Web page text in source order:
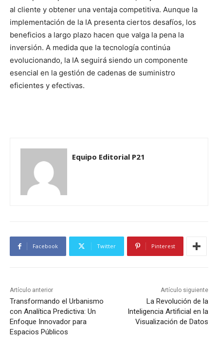
al cliente y obtener una ventaja competitiva. Aunque la
implementación de la IA presenta ciertos desafíos, los
beneficios a largo plazo hacen que valga la pena la
inversión. A medida que la tecnología continúa
evolucionando, la IA seguirá siendo un componente
esencial en la gestión de cadenas de suministro
eficientes y efectivas.
Equipo Editorial P21
Facebook Twitter Pinterest
Artículo anterior
Transformando el Urbanismo
con Analítica Predictiva: Un
Enfoque Innovador para
Espacios Públicos
Artículo siguiente
La Revolución de la
Inteligencia Artificial en la
Visualización de Datos